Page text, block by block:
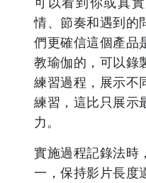
情、節奏和遇到的
們更確信這個產品
教瑜伽的，可以錄
練習過程，展示不
練習，這比只展示
力。
實施過程記錄法時
一，保持影片長度